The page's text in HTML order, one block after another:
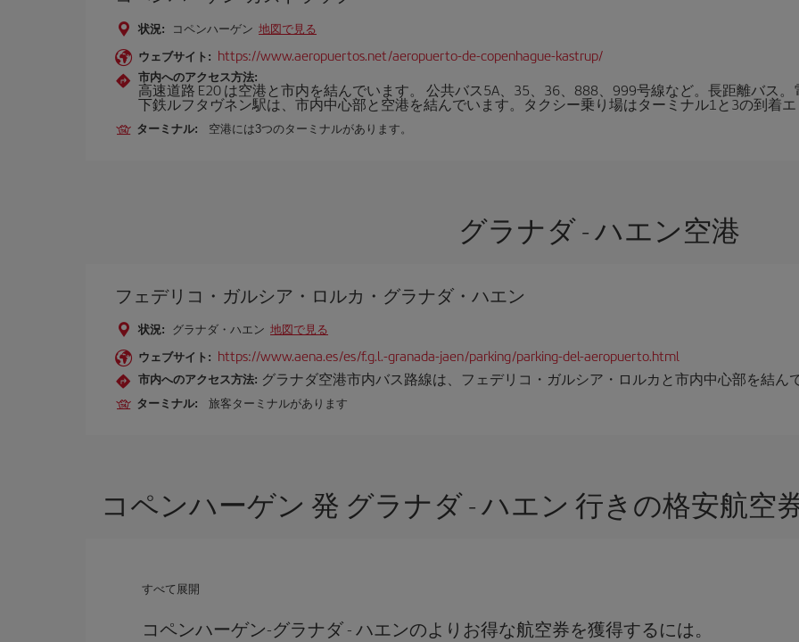
状況: コペンハーゲン 地図で見る
ウェブサイト: https://www.aeropuertos.net/aeropuerto-de-copenhague-kastrup/
市内へのアクセス方法:
高速道路 E20 は空港と市内を結んでいます。 公共バス5A、35、36、888、999号線など。長距離バス
下鉄ルフタヴネン駅は、市内中心部と空港を結んでいます。タクシー乗り場はターミナル1と3の到着
ターミナル: 空港には3つのターミナルがあります。
グラナダ - ハエン空港
フェデリコ・ガルシア・ロルカ・グラナダ・ハエン
状況: グラナダ・ハエン 地図で見る
ウェブサイト: https://www.aena.es/es/f.g.l.-granada-jaen/parking/parking-del-aeropuerto.html
市内へのアクセス方法: グラナダ空港市内バス路線は、フェデリコ・ガルシア・ロルカと市内中心部を結ん
ターミナル: 旅客ターミナルがあります
コペンハーゲン 発 グラナダ - ハエン 行きの格安航空
すべて展開
コペンハーゲン-グラナダ - ハエンのよりお得な航空券を獲得するには。